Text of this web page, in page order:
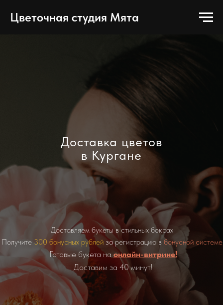
Цветочная студия Мята
Доставка цветов
в Кургане
Готовые букета на онлайн-витрине!
Доставим за 40 минут!
Доставляем букеты в стильных боксах
Получите 300 бонусных рублей за регистрацию в бонусной системе